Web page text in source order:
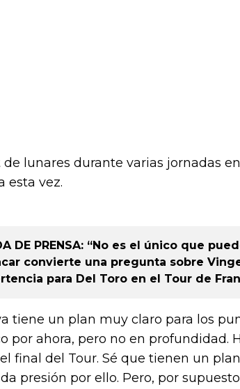
lunares durante varias jornadas
esta vez.
DE PRENSA: “No es el único que
convierte una pregunta sobre
para Del Toro en el Tour de
tiene un plan muy claro para los
por ahora, pero no en profundidad.
final del Tour. Sé que tienen un
presión por ello. Pero, por